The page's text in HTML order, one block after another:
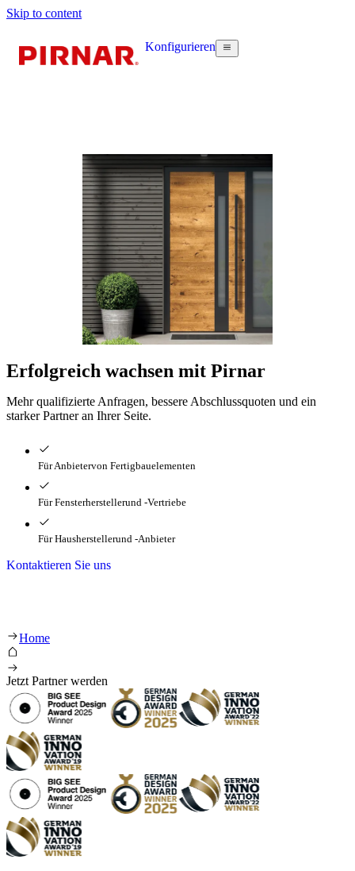
Skip to content
Konfigurieren
Erfolgreich wachsen mit Pirnar
Mehr qualifizierte Anfragen, bessere Abschlussquoten und ein
starker Partner an Ihrer Seite.
Für Anbietervon Fertigbauelementen
Für Fensterherstellerund -Vertriebe
Für Hausherstellerund -Anbieter
Kontaktieren Sie uns
Home
Jetzt Partner werden